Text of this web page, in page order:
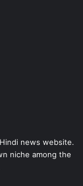
news website.
niche among the